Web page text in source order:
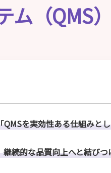
ム（QMS
を実効性ある仕組みと
続的な品質向上へと結び